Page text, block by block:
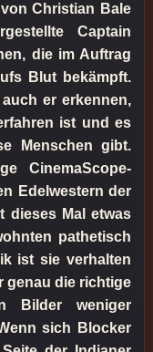
Christian Bale
Captain
die im Auftrag
Blut bekämpft.
er erkennen,
ist und es
Menschen gibt.
CinemaScope-
Edelwestern der
dieses Mal etwas
pathetisch
ist sie verhalten
genau die richtige
Bilder weniger
sich Blocker